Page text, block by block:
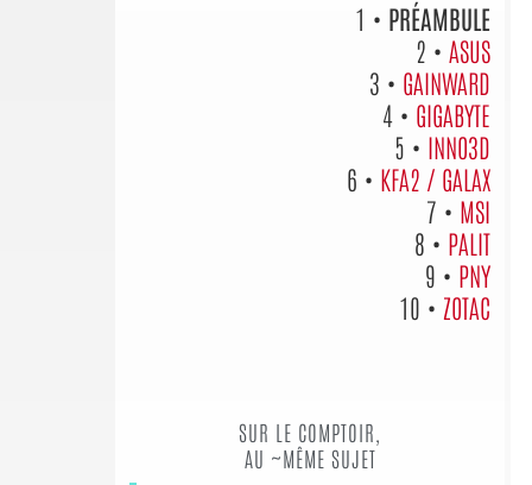
1 • PRÉAMBULE
2 • ASUS
3 • GAINWARD
4 • GIGABYTE
5 • INNO3D
6 • KFA2 / GALAX
7 • MSI
8 • PALIT
9 • PNY
10 • ZOTAC
SUR LE COMPTOIR,
AU ~MÊME SUJET